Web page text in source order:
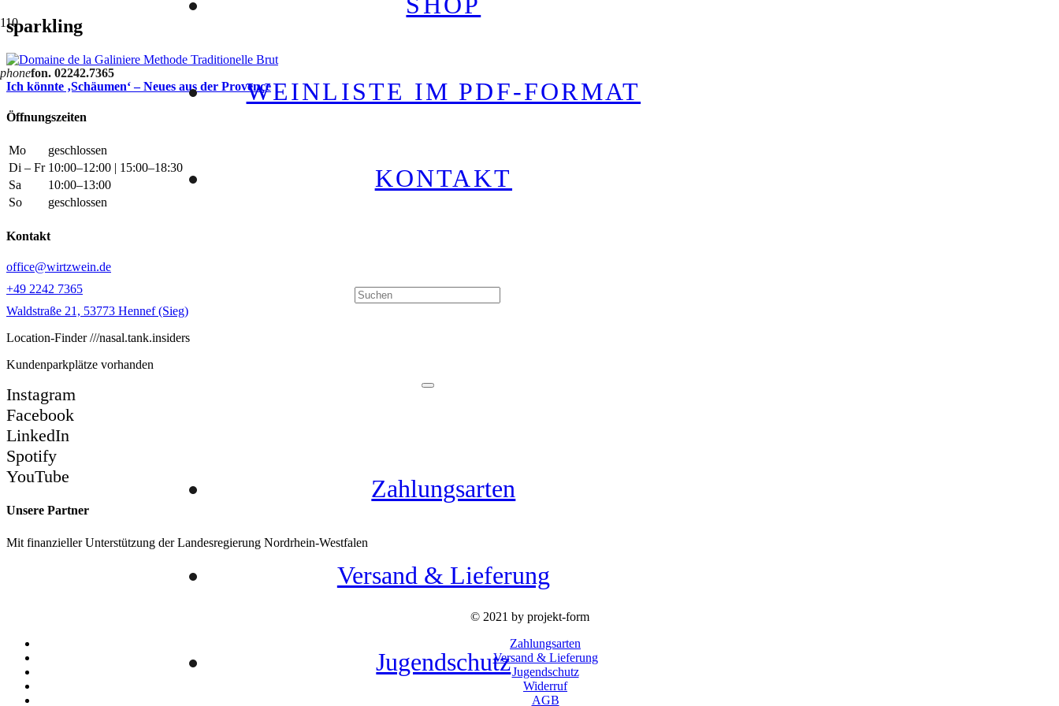
phonefon. 02242.7365
WEINLISTE IM PDF-FORMAT
KONTAKT
Zahlungsarten
Versand & Lieferung
Jugendschutz
sparkling
Ich könnte ‚Schäumen‘ – Neues aus der Provençe
Öffnungszeiten
Mo
geschlossen
Di – Fr 10:00–12:00 | 15:00–18:30
Sa
10:00–13:00
So
geschlossen
Kontakt
office@wirtzwein.de
+49 2242 7365
Waldstraße 21, 53773 Hennef (Sieg)
Location-Finder ///nasal.tank.insiders
Kundenparkplätze vorhanden
Instagram
Facebook
LinkedIn
Spotify
YouTube
Unsere Partner
Mit finanzieller Unterstützung der Landesregierung Nordrhein-Westfalen
© 2021 by projekt-form
Zahlungsarten
Versand & Lieferung
Jugendschutz
Widerruf
AGB